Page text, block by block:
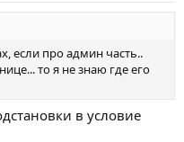
если про админ часть..
то я не знаю где его
в условие